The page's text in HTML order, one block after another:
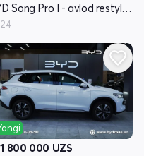
BYD Song Pro I - avlod restyling
800 000 UZS